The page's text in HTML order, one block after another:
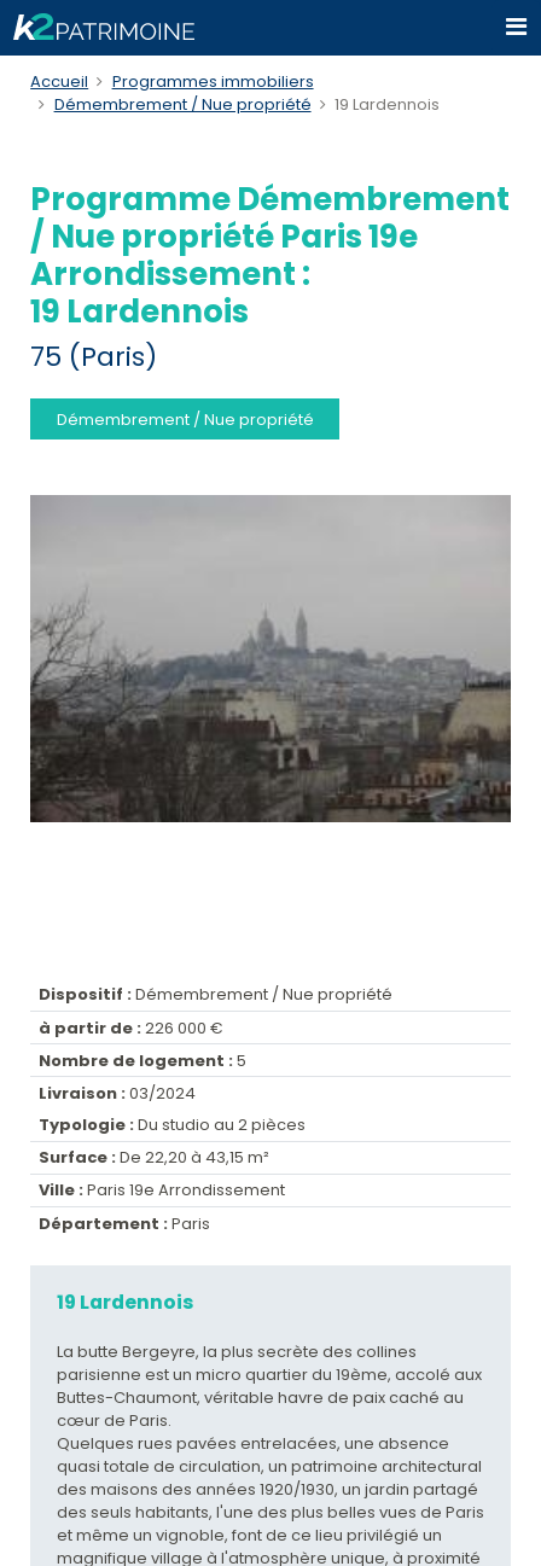
Accueil
Programmes immobiliers
Démembrement / Nue propriété
19 Lardennois
Programme Démembrement
/ Nue propriété Paris 19e
Arrondissement :
19 Lardennois
75 (Paris)
Démembrement / Nue propriété
Dispositif : Démembrement / Nue propriété
à partir de : 226 000 €
Nombre de logement : 5
Livraison : 03/2024
Typologie : Du studio au 2 pièces
Surface : De 22,20 à 43,15 m²
Ville : Paris 19e Arrondissement
Département : Paris
19 Lardennois
La butte Bergeyre, la plus secrète des collines
parisienne est un micro quartier du 19ème, accolé aux
Buttes-Chaumont, véritable havre de paix caché au
cœur de Paris.
Quelques rues pavées entrelacées, une absence
quasi totale de circulation, un patrimoine architectural
des maisons des années 1920/1930, un jardin partagé
des seuls habitants, l'une des plus belles vues de Paris
et même un vignoble, font de ce lieu privilégié un
magnifique village à l'atmosphère unique, à proximité